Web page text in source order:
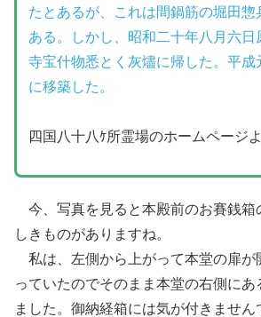
たとあるが、これは間鍋筋の堀田惣
ある。しかし、昭和二十年八月六日
寺宝什物悉とく灰燼に帰した。平成
に移築した。
広
四国八十八ｹ所霊場のホームページ
今、写真を見ると本殿前のお賽銭箱
しきものがありますね。
私は、左側から上がって本堂の扉が
っていたのでそのまま本堂の右側にあ
ました。御納経箱には気が付きませ